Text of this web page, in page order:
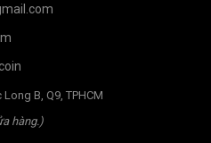
B, Q9, TPHCM
hàng.)